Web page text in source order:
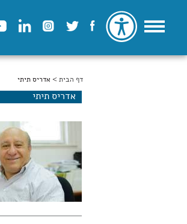
הינך נמצא כאן
דף הבית > אדריס תיתי
אדריס תיתי